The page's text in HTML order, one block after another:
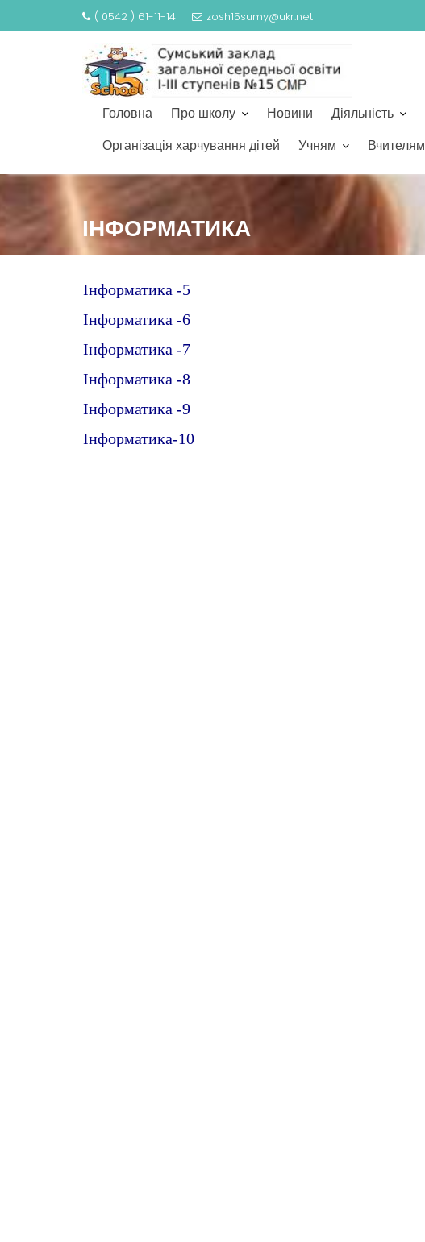
S
p
( 0542 ) 61-11-14 zosh15sumy@ukr.net
Головна Про школу Новини Діяльність
Організація харчування дітей
Учням Вчителям
ІНФОРМАТИКА
Інформатика -5
Інформатика -6
Інформатика -7
Інформатика -8
Інформатика -9
Інформатика-10